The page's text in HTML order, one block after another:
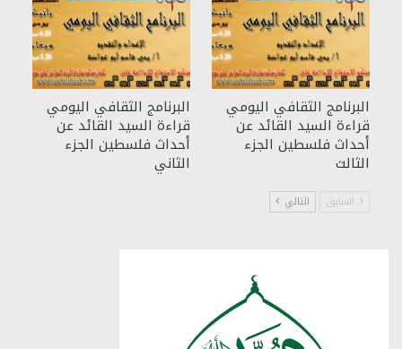
البرنامج الثقافي اليومي
قراءة السيد القائد عن
أحداث فلسطين الجزء
الثالث
البرنامج الثقافي اليومي
قراءة السيد القائد عن
أحداث فلسطين الجزء
الثاني
السابق التالي